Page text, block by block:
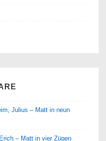
Julius – Matt in neun
– Matt in vier Zügen